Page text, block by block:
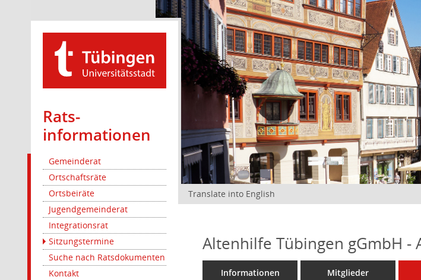
Rats­
informationen
Gemeinderat
Ortschaftsräte
Ortsbeiräte
Jugendgemeinderat
Integrationsrat
Sitzungstermine
Suche nach Ratsdokumenten
Kontakt
Translate into English
Altenhilfe Tübingen gGmbH -
Informationen Mitglieder